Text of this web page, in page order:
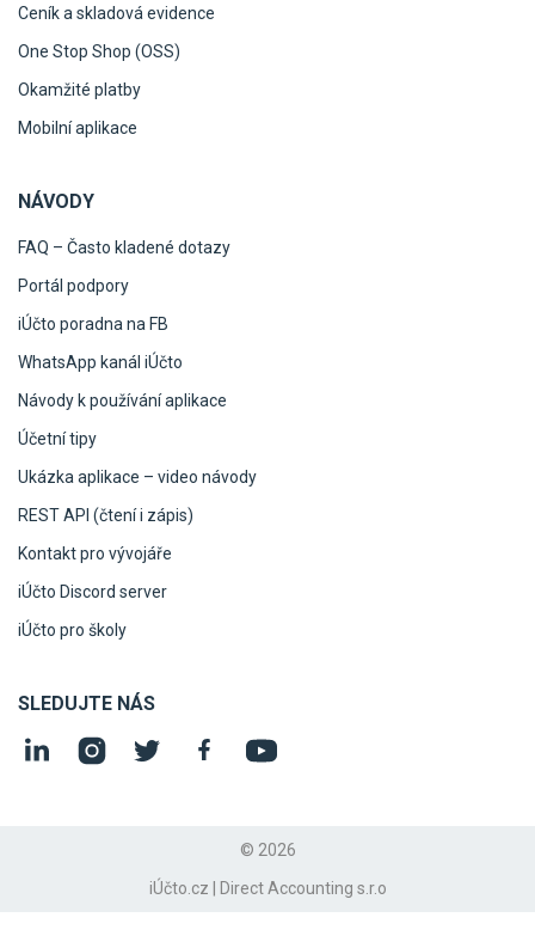
Ceník a skladová evidence
One Stop Shop (OSS)
Okamžité platby
Mobilní aplikace
NÁVODY
FAQ – Často kladené dotazy
Portál podpory
iÚčto poradna na FB
WhatsApp kanál iÚčto
Návody k používání aplikace
Účetní tipy
Ukázka aplikace – video návody
REST API (čtení i zápis)
Kontakt pro vývojáře
iÚčto Discord server
iÚčto pro školy
SLEDUJTE NÁS
© 2026
iÚčto.cz | Direct Accounting s.r.o